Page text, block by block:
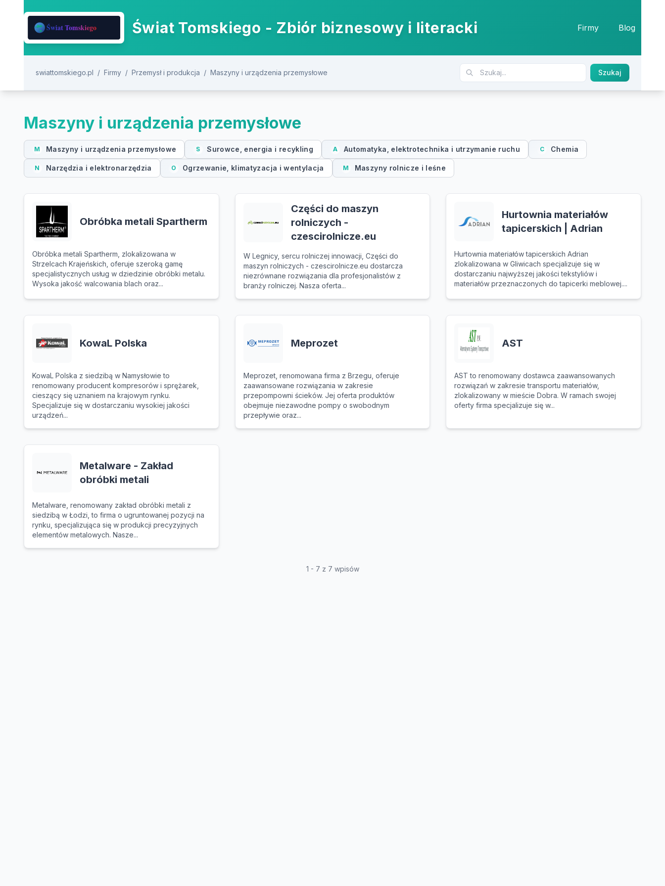
Świat Tomskiego - Zbiór biznesowy i literacki Firmy Blog
swiattomskiego.pl / Firmy / Przemysł i produkcja / Maszyny i urządzenia przemysłowe Szukaj
Maszyny i urządzenia przemysłowe
M Maszyny i urządzenia przemysłowe S Surowce, energia i recykling A Automatyka, elektrotechnika i utrzymanie ruchu C Chemia
N Narzędzia i elektronarzędzia O Ogrzewanie, klimatyzacja i wentylacja M Maszyny rolnicze i leśne
Obróbka metali Spartherm
Obróbka metali Spartherm, zlokalizowana w
Strzelcach Krajeńskich, oferuje szeroką gamę
specjalistycznych usług w dziedzinie obróbki metalu.
Wysoka jakość walcowania blach oraz...
Części do maszyn
rolniczych -
czescirolnicze.eu
W Legnicy, sercu rolniczej innowacji, Części do
maszyn rolniczych - czescirolnicze.eu dostarcza
niezrównane rozwiązania dla profesjonalistów z
branży rolniczej. Nasza oferta...
Hurtownia materiałów
tapicerskich | Adrian
Hurtownia materiałów tapicerskich Adrian
zlokalizowana w Gliwicach specjalizuje się w
dostarczaniu najwyższej jakości tekstyliów i
materiałów przeznaczonych do tapicerki meblowej....
KowaL Polska
KowaL Polska z siedzibą w Namysłowie to
renomowany producent kompresorów i sprężarek,
cieszący się uznaniem na krajowym rynku.
Specjalizuje się w dostarczaniu wysokiej jakości
urządzeń...
Meprozet
Meprozet, renomowana firma z Brzegu, oferuje
zaawansowane rozwiązania w zakresie
przepompowni ścieków. Jej oferta produktów
obejmuje niezawodne pompy o swobodnym
przepływie oraz...
AST
AST to renomowany dostawca zaawansowanych
rozwiązań w zakresie transportu materiałów,
zlokalizowany w mieście Dobra. W ramach swojej
oferty firma specjalizuje się w...
Metalware - Zakład
obróbki metali
Metalware, renomowany zakład obróbki metali z
siedzibą w Łodzi, to firma o ugruntowanej pozycji na
rynku, specjalizująca się w produkcji precyzyjnych
elementów metalowych. Nasze...
1 - 7 z 7 wpisów